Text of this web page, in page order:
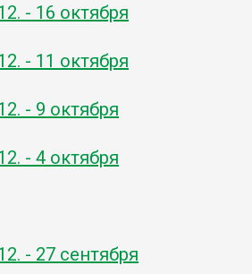
- 16 октября
- 11 октября
- 9 октября
- 4 октября
- 27 сентября